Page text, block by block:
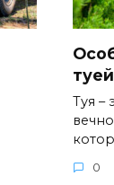
туей
Туя –
0